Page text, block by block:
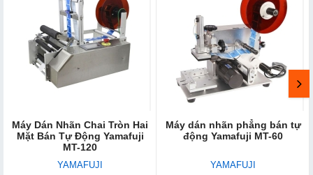
Máy Dán Nhãn Chai Tròn Hai
Mặt Bán Tự Động Yamafuji
MT-120
YAMAFUJI
Máy dán nhãn phẳng bán tự
động Yamafuji MT-60
YAMAFUJI